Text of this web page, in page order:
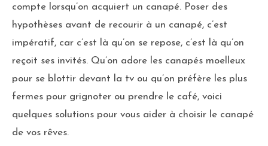
compte lorsqu’on acquiert un canapé. Poser des
hypothèses avant de recourir à un canapé, c’est
impératif, car c’est là qu’on se repose, c’est là qu’on
reçoit ses invités. Qu’on adore les canapés moelleux
pour se blottir devant la tv ou qu’on préfère les plus
fermes pour grignoter ou prendre le café, voici
quelques solutions pour vous aider à choisir le canapé
de vos rêves.